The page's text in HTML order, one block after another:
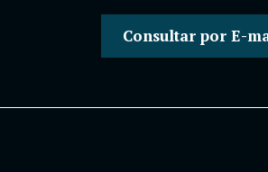
Consultar por E-